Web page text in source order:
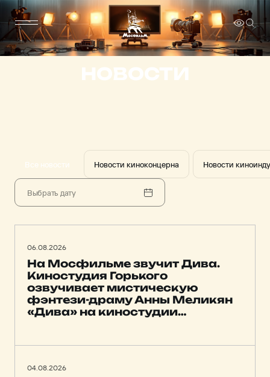
НОВОСТИ
Все новости Новости киноконцерна Новости
06.08.2026
На Мосфильме звучит Дива.
Киностудия Горького
озвучивает мистическую
фэнтези-драму Анны Меликян
«Дива» на киностудии
04.08.2026